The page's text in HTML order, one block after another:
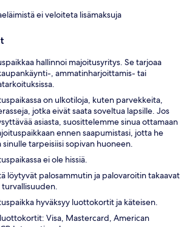
ei veloiteta lisämaksuja
hallinnoi majoitusyritys. Se tarjoaa
, ammatinharjoittamis- tai
on ulkotiloja, kuten parvekkeita,
jotka eivät saata soveltua lapsille. Jos
asiasta, suosittelemme sinua ottamaan
ennen saapumistasi, jotta he
sinulle tarpeisiisi sopivan huoneen.
ei ole hissiä.
löytyvät palosammutin ja palovaroitin takaavat
turvallisuuden.
hyväksyy luottokortit ja käteisen.
Visa, Mastercard, American